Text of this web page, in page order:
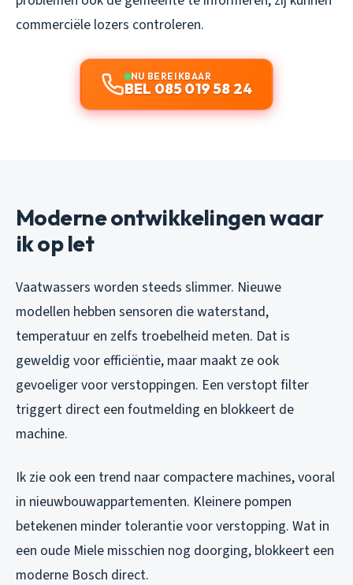
commerciële lozers controleren.
NU BEREIKBAAR
BEL 085 019 58 24
Moderne ontwikkelingen waar
ik op let
Vaatwassers worden steeds slimmer. Nieuwe
modellen hebben sensoren die waterstand,
temperatuur en zelfs troebelheid meten. Dat is
geweldig voor efficiëntie, maar maakt ze ook
gevoeliger voor verstoppingen. Een verstopt filter
triggert direct een foutmelding en blokkeert de
machine.
Ik zie ook een trend naar compactere machines, vooral
in nieuwbouwappartementen. Kleinere pompen
betekenen minder tolerantie voor verstopping. Wat in
een oude Miele misschien nog doorging, blokkeert een
moderne Bosch direct.